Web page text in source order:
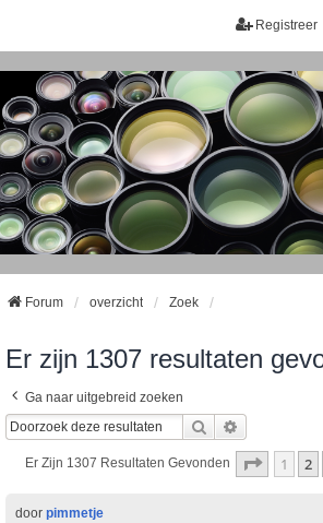
Registreer
Forum overzicht Zoek
Er zijn 1307 resultaten
Ga naar uitgebreid zoeken
Zoek
Er Zijn 1307 Resultaten Gevonden Pagina
1 2
door pimmetje